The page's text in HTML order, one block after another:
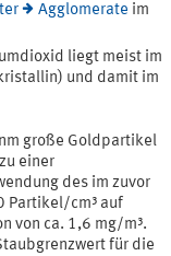
Agglomerate im
liegt meist im
und damit im
große Goldpartikel
einer
des im zuvor
Partikel/cm³ auf
von ca. 1,6 mg/m³.
für die